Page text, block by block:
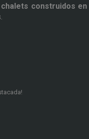
construidos en